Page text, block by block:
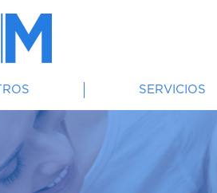
SERVICIOS